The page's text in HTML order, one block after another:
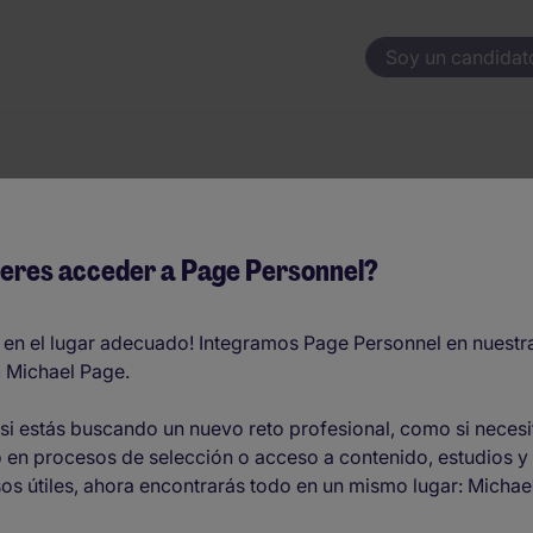
Soy un
- canal
acceder a Page Personnel?
en el lugar adecuado! Integramos Page Personnel en
Michael Page.
estás buscando un nuevo reto profesional, como si
en procesos de selección o acceso a contenido, estudios y
útiles, ahora encontrarás todo en un mismo lugar: